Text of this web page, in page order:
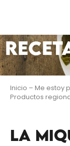
principal
Inicio – Me estoy
Productos
LA